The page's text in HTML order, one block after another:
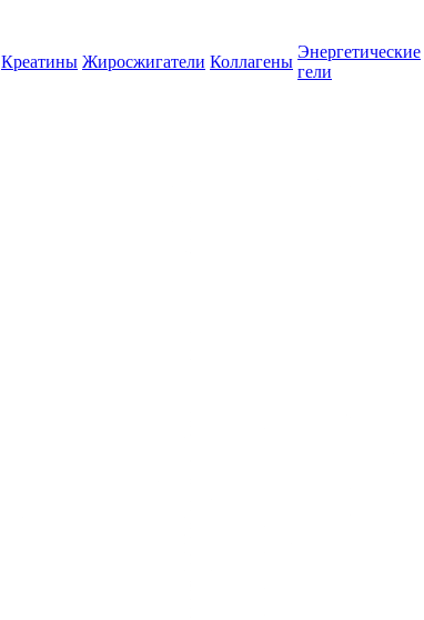
Креатины Жиросжигатели Коллагены
Энергетические
гели